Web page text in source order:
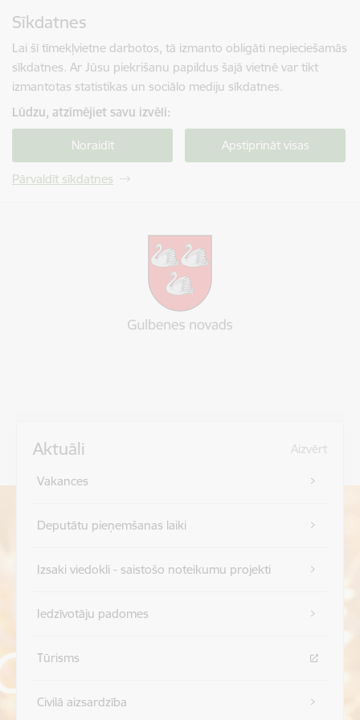
Sīkdatnes
Lai šī tīmekļvietne darbotos, tā izmanto obligāti nepieciešamās
sīkdatnes. Ar Jūsu piekrišanu papildus šajā vietnē var tikt
izmantotas statistikas un sociālo mediju sīkdatnes.
Lūdzu, atzīmējiet savu izvēli:
Noraidīt Apstiprināt visas
Pārvaldīt sīkdatnes
Aktuāli Aizvērt
Vakances
Deputātu pieņemšanas laiki
Izsaki viedokli - saistošo noteikumu projekti
Iedzīvotāju padomes
Tūrisms
Civilā aizsardzība